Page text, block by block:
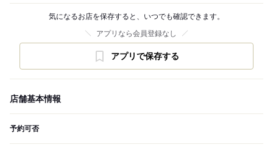
気になるお店を保存すると、いつでも確認できます。
アプリなら会員登録なし
アプリで保存する
店舗基本情報
予約可否